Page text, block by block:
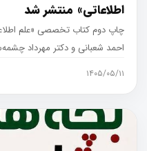
اطلاعاتی» منتشر شد
چاپ دوم کتاب تخصصی «علم
احمد شعبانی و دکتر مهرداد
۱۴۰۵/۰۵/۱۱